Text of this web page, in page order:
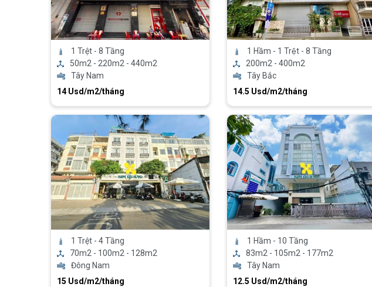
1 Trệt - 8 Tầng
50m2 - 220m2 - 440m2
Tây Nam
14 Usd/m2/tháng
1 Hầm - 1 Trệt - 8 Tầng
200m2 - 400m2
Tây Bắc
14.5 Usd/m2/tháng
1 Trệt - 4 Tầng
70m2 - 100m2 - 128m2
Đông Nam
15 Usd/m2/tháng
1 Hầm - 10 Tầng
83m2 - 105m2 - 177m2
Tây Nam
12.5 Usd/m2/tháng